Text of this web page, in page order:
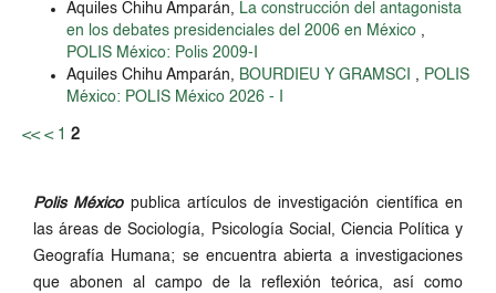
Aquiles Chihu Amparán, La construcción del antagonista
en los debates presidenciales del 2006 en México ,
POLIS México: Polis 2009-I
Aquiles Chihu Amparán, BOURDIEU Y GRAMSCI , POLIS
México: POLIS México 2026 - I
<< < 1 2
Polis Méxicopublica artículos de investigación científica en
las áreas de Sociología, Psicología Social, Ciencia Política y
Geografía Humana; se encuentra abierta a investigaciones
que abonen al campo de la reflexión teórica, así como